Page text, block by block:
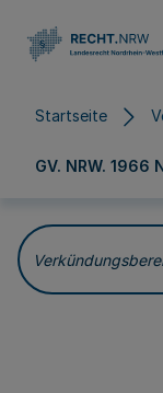
Startseite
GV. NRW. 1966